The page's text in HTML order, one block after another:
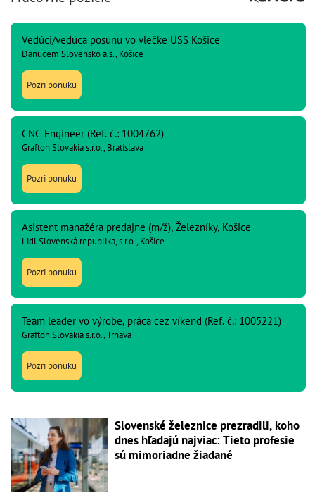
Vedúci/vedúca posunu vo vlečke USS Košice
Danucem Slovensko a.s., Košice
Pozri ponuku
CNC Engineer (Ref. č.: 1004762)
Grafton Slovakia s.r.o., Bratislava
Pozri ponuku
Asistent manažéra predajne (m/ž), Železníky, Košice
Lidl Slovenská republika, s.r.o., Košice
Pozri ponuku
Team leader vo výrobe, práca cez víkend (Ref. č.: 1005221)
Grafton Slovakia s.r.o., Trnava
Pozri ponuku
Slovenské železnice prezradili, koho
dnes hľadajú najviac: Tieto profesie
sú mimoriadne žiadané